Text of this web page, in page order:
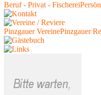
Beruf - Privat - Fischerei
Pinzgauer VereinePinzgauer